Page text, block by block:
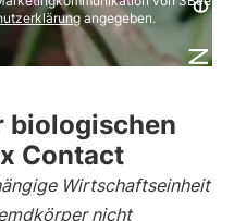
angegeben.
biologischen
Contact
Wirtschaftseinheit
nicht